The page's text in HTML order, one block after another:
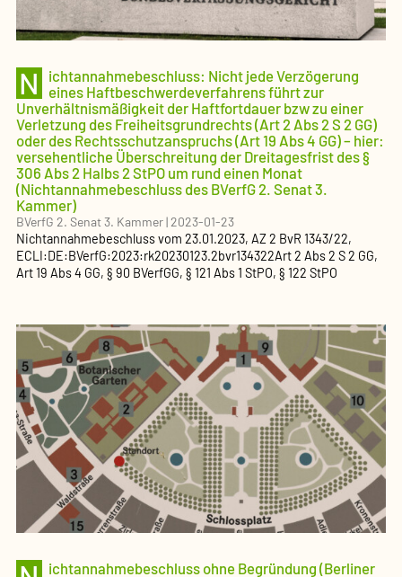
N
ichtannahmebeschluss: Nicht jede Verzögerung
eines Haftbeschwerdeverfahrens führt zur
Unverhältnismäßigkeit der Haftfortdauer bzw zu einer
Verletzung des Freiheitsgrundrechts (Art 2 Abs 2 S 2 GG)
oder des Rechtsschutzanspruchs (Art 19 Abs 4 GG) – hier:
versehentliche Überschreitung der Dreitagesfrist des §
306 Abs 2 Halbs 2 StPO um rund einen Monat
(Nichtannahmebeschluss des BVerfG 2. Senat 3.
Kammer)
BVerfG 2. Senat 3. Kammer|2023-01-23
Nichtannahmebeschlussvom 23.01.2023, AZ2 BvR 1343/22,
ECLI:DE:BVerfG:2023:rk20230123.2bvr134322Art 2 Abs 2 S 2 GG,
Art 19 Abs 4 GG, § 90 BVerfGG, § 121 Abs 1 StPO, § 122 StPO
ichtannahmebeschluss ohne Begründung (Berliner